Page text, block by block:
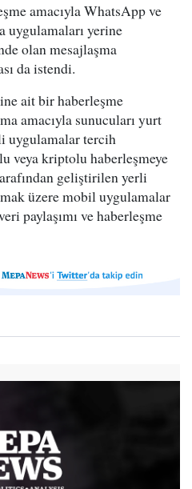
amacıyla WhatsApp ve
uygulamaları yerine
olan mesajlaşma
da istendi.
ait bir haberleşme
amacıyla sunucuları yurt
uygulamalar tercih
veya kriptolu haberleşmeye
geliştirilen yerli
üzere mobil uygulamalar
paylaşımı ve haberleşme